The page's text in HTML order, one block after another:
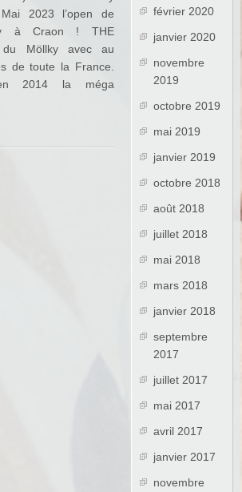
2023 l’open de
à Craon ! THE
du Möllky avec au
de toute la France.
2014 la méga
février 2020
janvier 2020
novembre
2019
octobre 2019
mai 2019
janvier 2019
octobre 2018
août 2018
juillet 2018
mai 2018
mars 2018
janvier 2018
septembre
2017
juillet 2017
mai 2017
avril 2017
janvier 2017
novembre